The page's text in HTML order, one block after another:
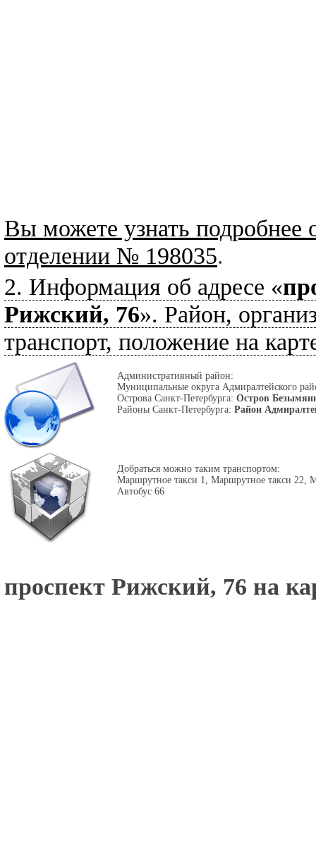
Вы можете узнать подробнее
отделении № 198035.
2. Информация об адресе «
Рижский, 76». Район,
транспорт, положение на
Административный район:
Муниципальные округа Адмиралтейского
Острова Санкт-Петербурга: Остров
Районы Санкт-Петербурга: Район
Добраться можно таким транспортом:
Маршрутное такси 1, Маршрутное такси 22,
Автобус 66
проспект Рижский, 76 на